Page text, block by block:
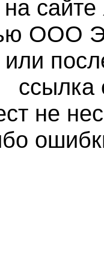
сайте
ООО
или
ссылка
не